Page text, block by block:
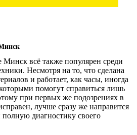
ПАНЕЛЕЙ
ПРОИГРЫВАТЕЛЕЙ
ПИТАНИЯ
Минск всё также популярен среди
Несмотря на то, что сделана
и работает, как часы, иногда
помогут справиться лишь
при первых же подозрениях в
лучше сразу же направится
диагностику своего